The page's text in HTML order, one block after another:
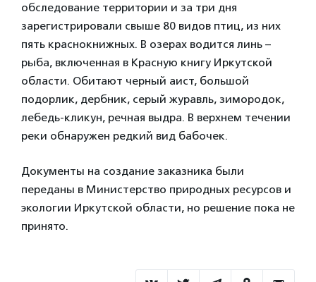
обследование территории и за три дня
зарегистрировали свыше 80 видов птиц, из них
пять краснокнижных. В озерах водится линь –
рыба, включенная в Красную книгу Иркутской
области. Обитают черный аист, большой
подорлик, дербник, серый журавль, зимородок,
лебедь-кликун, речная выдра. В верхнем течении
реки обнаружен редкий вид бабочек.
Документы на создание заказника были
переданы в Министерство природных ресурсов и
экологии Иркутской области, но решение пока не
принято.